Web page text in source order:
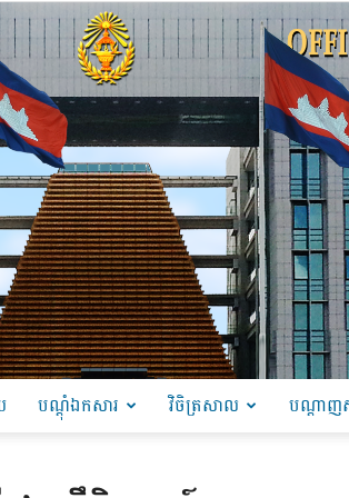
បណ្ដុំឯកសារ វិចិត្រសាល បណ្តាញ